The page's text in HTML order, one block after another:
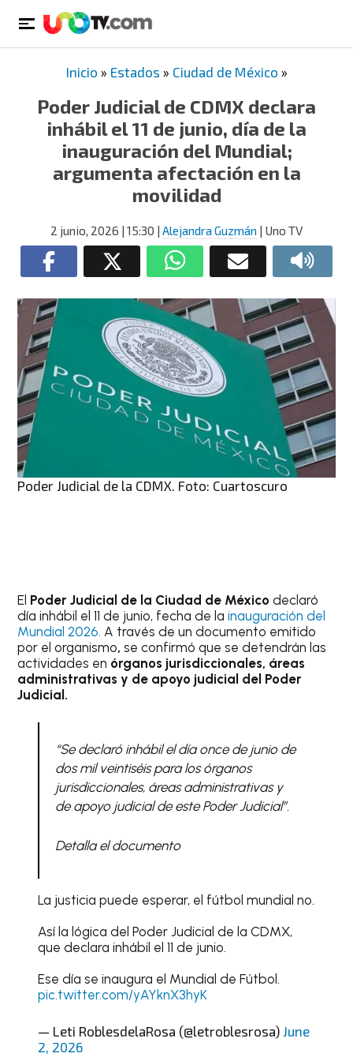
Inicio » Estados » Ciudad de México »
Poder Judicial de CDMX declara
inhábil el 11 de junio, día de la
inauguración del Mundial;
argumenta afectación en la
movilidad
2 junio, 2026 | 15:30 | Alejandra Guzmán | Uno TV
Poder Judicial de la CDMX. Foto: Cuartoscuro
El Poder Judicial de la Ciudad de México declaró
día inhábil el 11 de junio, fecha de lainauguración del
Mundial 2026. A través de un documento emitido
por el organismo, se confirmó que se detendrán las
actividades en órganos jurisdiccionales, áreas
administrativas y de apoyo judicial del Poder
Judicial.
“Se declaró inhábil el día once de junio de
dos mil veintiséis para los órganos
jurisdiccionales, áreas administrativas y
de apoyo judicial de este Poder Judicial”.
Detalla el documento
La justicia puede esperar, el fútbol mundial no.
Así la lógica del Poder Judicial de la CDMX,
que declara inhábil el 11 de junio.
Ese día se inaugura el Mundial de Fútbol.
pic.twitter.com/yAYknX3hyK
— Leti RoblesdelaRosa (@letroblesrosa) June
2, 2026